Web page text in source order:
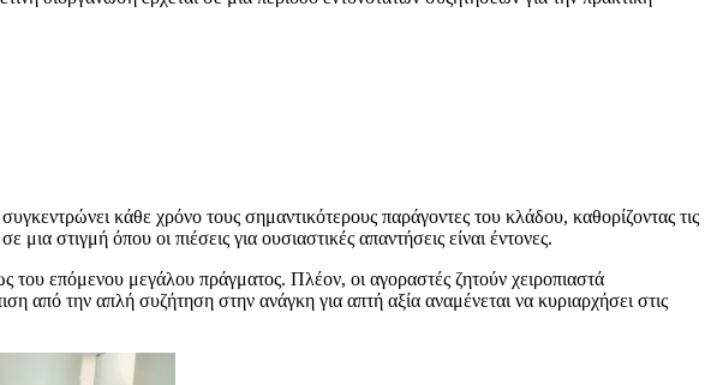
κάθε χρόνο τους σημαντικότερους παράγοντες του κλάδου, καθορίζοντας τις
στιγμή όπου οι πιέσεις για ουσιαστικές απαντήσεις είναι έντονες.
επόμενου μεγάλου πράγματος. Πλέον, οι αγοραστές ζητούν χειροπιαστά
από την απλή συζήτηση στην ανάγκη για απτή αξία αναμένεται να κυριαρχήσει στις